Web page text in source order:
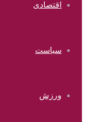
اقتصادی
سیاست
ورزش